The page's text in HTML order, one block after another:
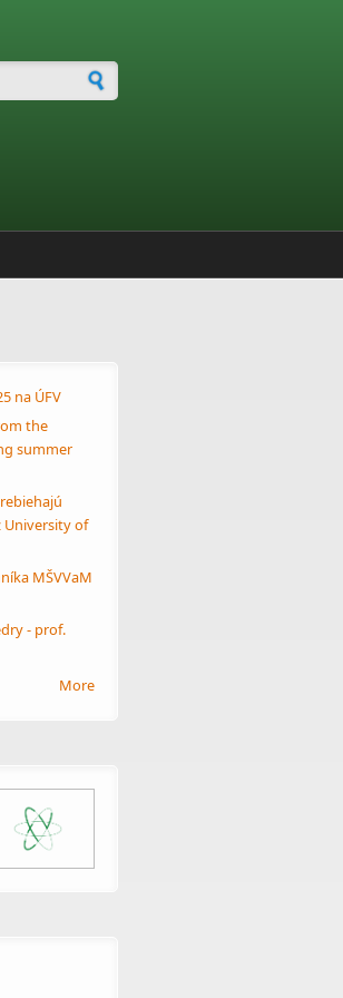
na ÚFV
the
summer
University of
MŠVVaM
- prof.
More